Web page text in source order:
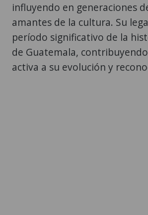
influyendo en generaciones
amantes de la cultura. Su
período significativo de la
de Guatemala,
activa a su evolución y